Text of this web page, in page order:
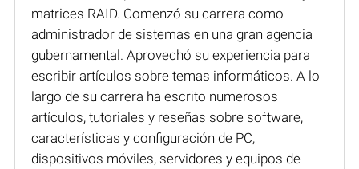
matrices RAID. Comenzó su carrera como
administrador de sistemas en una gran agencia
gubernamental. Aprovechó su experiencia para
escribir artículos sobre temas informáticos. A lo
largo de su carrera ha escrito numerosos
artículos, tutoriales y reseñas sobre software,
características y configuración de PC,
dispositivos móviles, servidores y equipos de